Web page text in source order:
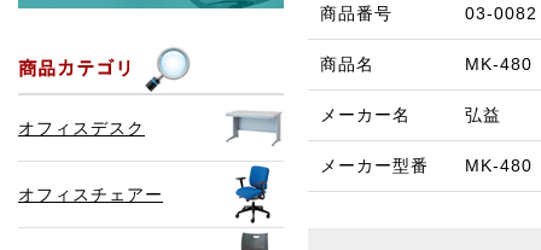
オフィスデスク
オフィスチェアー
商品番号 03-0082
商品名 MK-480
メーカー名 弘益
メーカー型番 MK-480